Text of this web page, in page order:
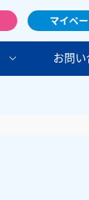
マイペ
お問い